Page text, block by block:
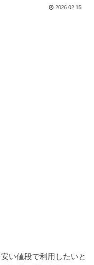
2026.02.15
い値段で利用したいと